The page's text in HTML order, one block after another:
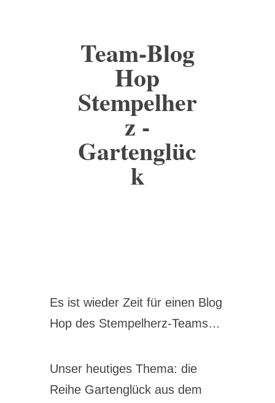
Team-Blog
Hop
Stempelher
z -
Gartenglüc
k
Es ist wieder Zeit für einen Blog
Hop des Stempelherz-Teams…
Unser heutiges Thema: die
Reihe Gartenglück aus dem